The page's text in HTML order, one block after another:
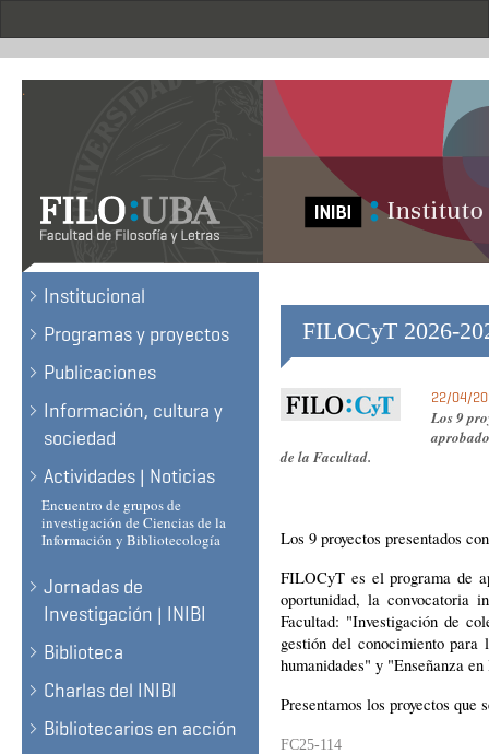
.
Institucional
Programas y proyectos
Publicaciones
Información, cultura y
sociedad
Actividades | Noticias
Encuentro de grupos de
investigación de Ciencias de la
Información y Bibliotecología
Jornadas de
Investigación | INIBI
Biblioteca
Charlas del INIBI
Bibliotecarios en acción
FILOCyT 2026-
22/04/
Los 9
de la Facultad.
Los 9 proyectos presentados
FILOCyT es el programa de
oportunidad, la convocatoria
Facultad: "Investigación de
gestión del conocimiento
humanidades" y "Enseñanza
Presentamos los proyectos
FC25-114